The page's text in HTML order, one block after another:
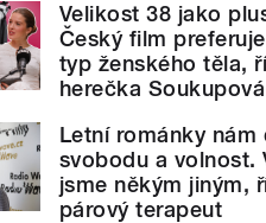
and Tracks vol.2 od
Velikost 38 jako
Český film
typ ženského těla,
herečka Soukupová
Letní románky nám
svobodu a volnost.
jsme někým jiným,
párový terapeut